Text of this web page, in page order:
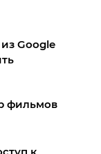
Google
фильмов